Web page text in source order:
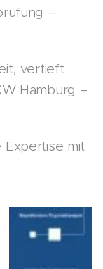
–
vertieft
Hamburg –
mit